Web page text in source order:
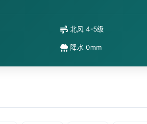
北风 4-5级
降水 0mm